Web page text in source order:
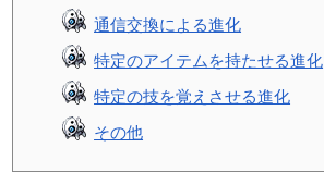
通信交換による進化
特定のアイテムを持たせる進化
特定の技を覚えさせる進化
その他